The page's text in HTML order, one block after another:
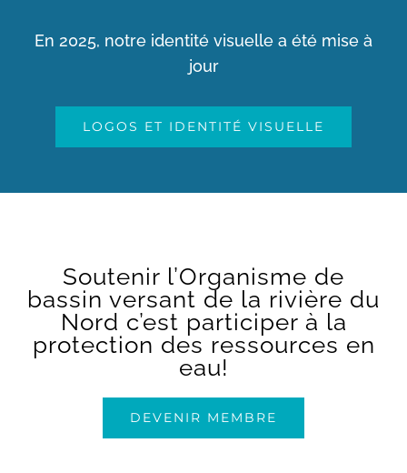
En 2025, notre identité visuelle a été mise à
jour
LOGOS ET IDENTITÉ VISUELLE
Soutenir l’Organisme de
bassin versant de la rivière du
Nord c’est participer à la
protection des ressources en
eau!
DEVENIR MEMBRE